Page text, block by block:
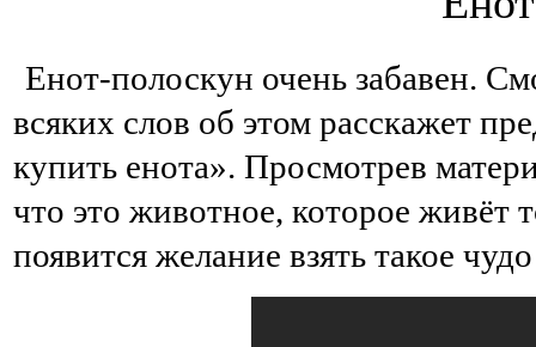
Енот-полоскун очень забавен.
всяких слов об этом расскажет
купить енота». Просмотрев
что это животное, которое живёт
появится желание взять такое